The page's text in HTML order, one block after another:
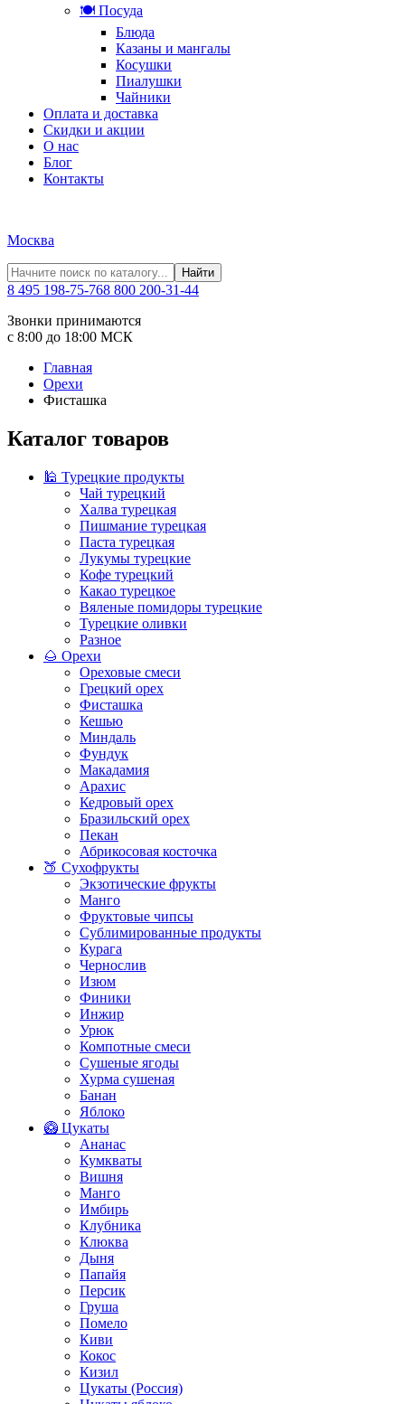
🍽️ Посуда
Блюда
Казаны и мангалы
Косушки
Пиалушки
Чайники
Оплата и доставка
Скидки и акции
О нас
Блог
Контакты
Москва
Найти
8 495 198-75-768 800 200-31-44
Звонки принимаются
с 8:00 до 18:00 МСК
Главная
Орехи
Фисташка
Каталог товаров
🕌 Турецкие продукты
Чай турецкий
Халва турецкая
Пишмание турецкая
Паста турецкая
Лукумы турецкие
Кофе турецкий
Какао турецкое
Вяленые помидоры турецкие
Турецкие оливки
Разное
🌰 Орехи
Ореховые смеси
Грецкий орех
Фисташка
Кешью
Миндаль
Фундук
Макадамия
Арахис
Кедровый орех
Бразильский орех
Пекан
Абрикосовая косточка
🍑 Сухофрукты
Экзотические фрукты
Манго
Фруктовые чипсы
Сублимированные продукты
Курага
Чернослив
Изюм
Финики
Инжир
Урюк
Компотные смеси
Сушеные ягоды
Хурма сушеная
Банан
Яблоко
🥝 Цукаты
Ананас
Кумкваты
Вишня
Манго
Имбирь
Клубника
Клюква
Дыня
Папайя
Персик
Груша
Помело
Киви
Кокос
Кизил
Цукаты (Россия)